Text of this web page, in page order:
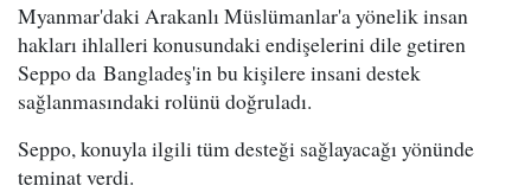
Myanmar'daki Arakanlı Müslümanlar'a yönelik insan
hakları ihlalleri konusundaki endişelerini dile getiren
Seppo da Bangladeş'in bu kişilere insani destek
sağlanmasındaki rolünü doğruladı.
Seppo, konuyla ilgili tüm desteği sağlayacağı yönünde
teminat verdi.